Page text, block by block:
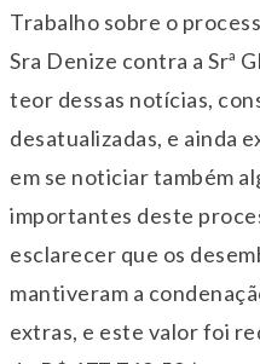
Trabalho sobre o
Sra Denize contra a Srª
teor dessas notícias,
desatualizadas, e ainda
em se noticiar também
importantes deste
esclarecer que os
mantiveram a
extras, e este valor foi